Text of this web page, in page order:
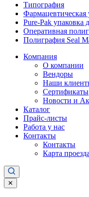
Типография
Фармацевтическая
Pure-Pak упаковка
Оперативная
Полиграфия Seal
Компания
О компании
Вендоры
Наши
Сертификаты
Новости и
Каталог
Прайс-листы
Работа у нас
Контакты
Контакты
Карта проезда
✕